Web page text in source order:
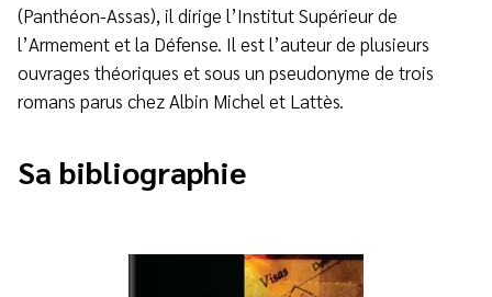
(Panthéon-Assas), il dirige l’Institut Supérieur de
l’Armement et la Défense. Il est l’auteur de plusieurs
ouvrages théoriques et sous un pseudonyme de trois
romans parus chez Albin Michel et Lattès.
Sa bibliographie